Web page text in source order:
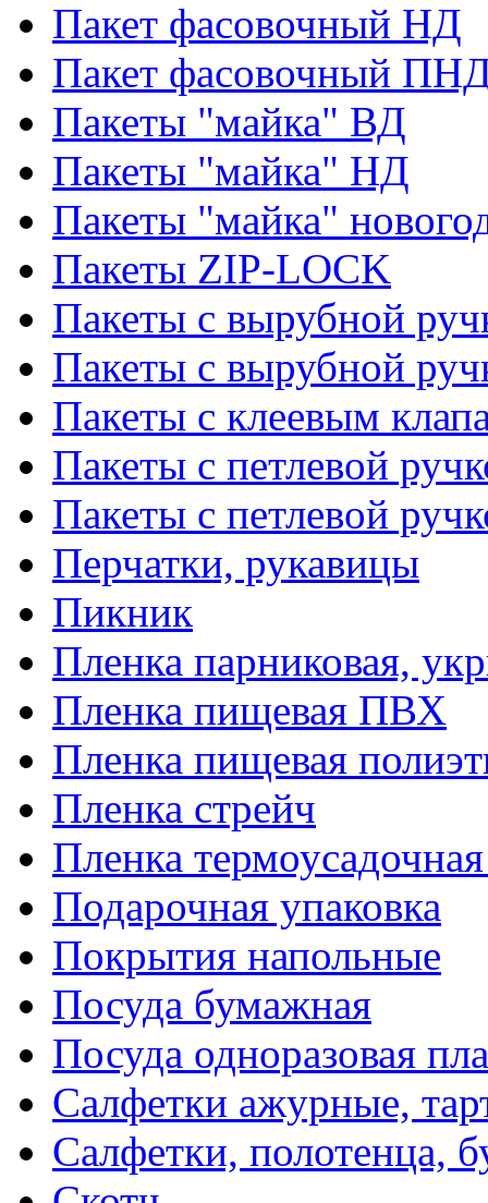
Пакет фасовочный НД
Пакет фасовочный
Пакеты "майка" ВД
Пакеты "майка" НД
Пакеты "майка"
Пакеты ZIP-LOCK
Пакеты с вырубной
Пакеты с вырубной
Пакеты с клеевым
Пакеты с петлевой
Пакеты с петлевой
Перчатки, рукавицы
Пикник
Пленка парниковая,
Пленка пищевая ПВХ
Пленка пищевая
Пленка стрейч
Пленка
Подарочная упаковка
Покрытия напольные
Посуда бумажная
Посуда одноразовая
Салфетки ажурные,
Салфетки, полотенца,